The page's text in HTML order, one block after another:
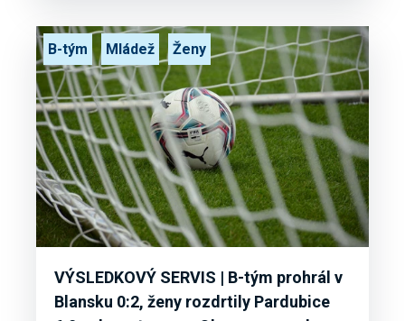
VÝSLEDKOVÝ SERVIS | B-tým prohrál v
Blansku 0:2, ženy rozdrtily Pardubice
B-tým Mládež Ženy